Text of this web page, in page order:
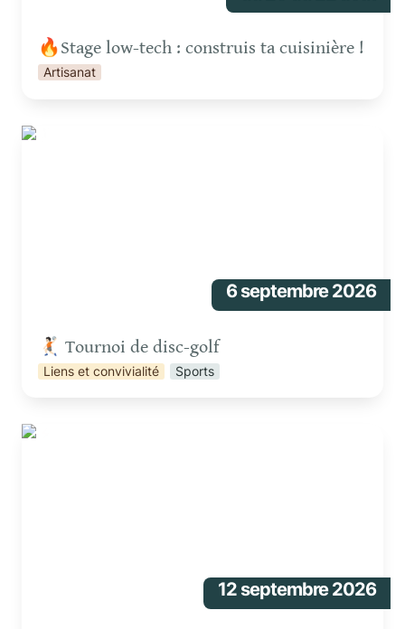
🔥Stage low-tech : construis ta cuisinière !
Artisanat
🤾🏻 Tournoi de disc-golf
🤾🏻 Tournoi de disc-golf
Liens et convivialité Sports
6 septembre 2026
⚡ COMPLET ! Initiation à la soudure à l’arc
12 septembre 2026